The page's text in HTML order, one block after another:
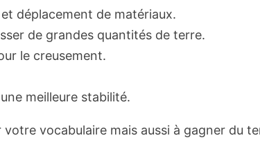
déplacement de matériaux.
de grandes quantités de terre.
le creusement.
meilleure stabilité.
vocabulaire mais aussi à gagner du